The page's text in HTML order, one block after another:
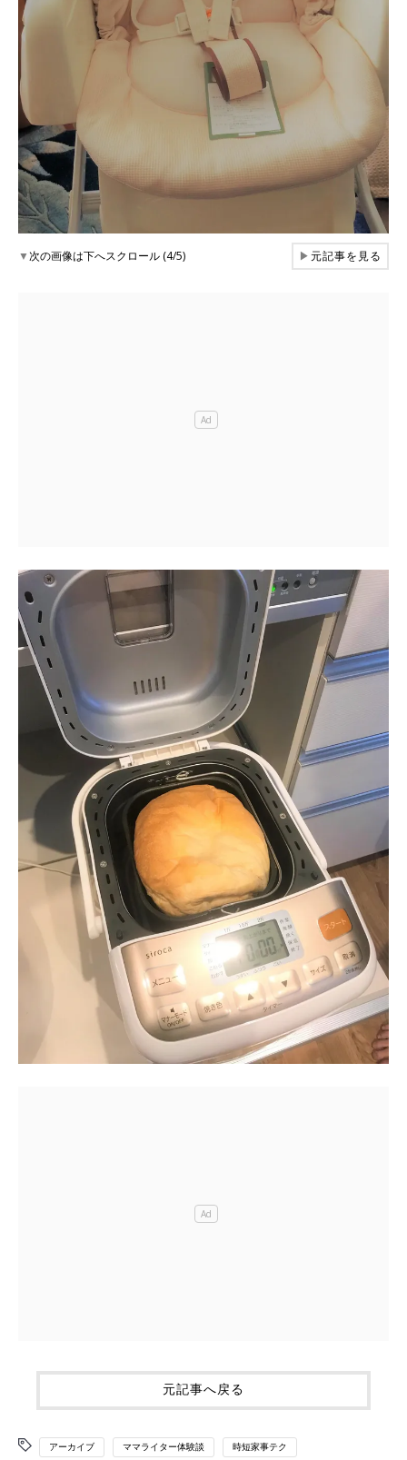
▼次の画像は下へスクロール (4/5) ▶元記事を見る
元記事へ戻る
アーカイブ ママライター体験談 時短家事テク